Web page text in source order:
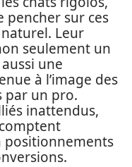
pencher sur ces
Leur
seulement un
une
à l’image des
par un pro.
inattendus,
positionnements